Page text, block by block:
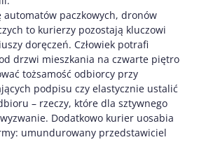
paczkowych, dronów
to kurierzy pozostają kluczowi
doręczeń. Człowiek potrafi
drzwi mieszkania na czwarte piętro
tożsamość odbiorcy przy
podpisu czy elastycznie ustalić
– rzeczy, które dla sztywnego
Dodatkowo kurier uosabia
umundurowany przedstawiciel